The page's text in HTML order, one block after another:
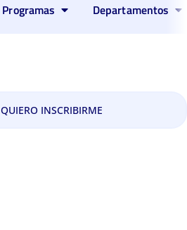
Programas Departamentos
QUIERO INSCRIBIRME